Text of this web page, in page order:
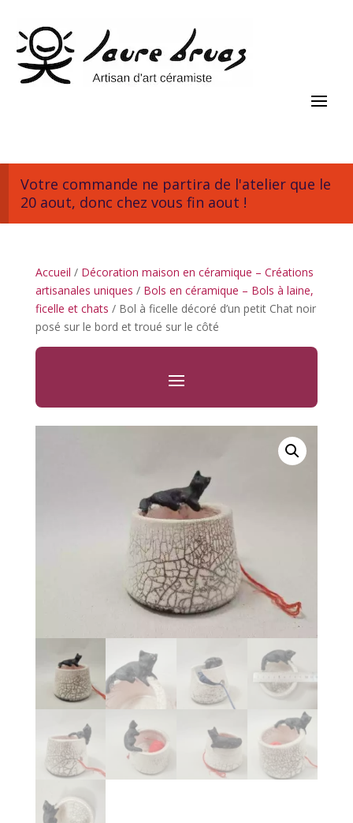
Votre commande ne partira de l'atelier que le
20 aout, donc chez vous fin aout !
Accueil / Décoration maison en céramique – Créations
artisanales uniques / Bols en céramique – Bols à laine,
ficelle et chats / Bol à ficelle décoré d’un petit Chat noir
posé sur le bord et troué sur le côté